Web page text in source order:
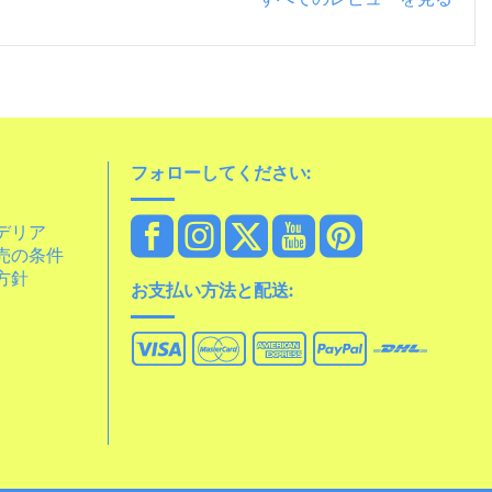
リア
の条件
針
フォローしてください:
お支払い方法と配送: